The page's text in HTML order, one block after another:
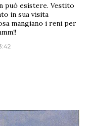
può esistere. Vestito
in sua visita
mangiano i reni per